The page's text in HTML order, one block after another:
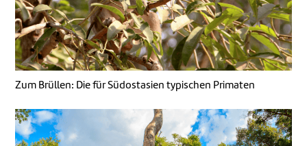
Zum Brüllen: Die für Südostasien typischen Primaten